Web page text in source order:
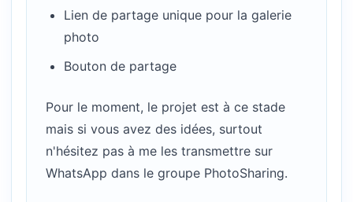
Lien de partage unique pour la galerie
photo
Bouton de partage
Pour le moment, le projet est à ce stade
mais si vous avez des idées, surtout
n'hésitez pas à me les transmettre sur
WhatsApp dans le groupe PhotoSharing.